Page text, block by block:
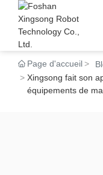
Page d'accueil
Xingsong fait son
équipements de